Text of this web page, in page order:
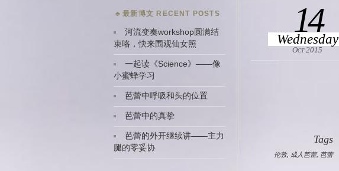
14
Wednesday
Oct 2015
Tags
伦敦, 成人芭蕾, 芭蕾
最新博文 RECENT POSTS
河流变奏workshop圆满结
束咯，快来围观仙女照
一起读《Science》——像
小蜜蜂学习
芭蕾中呼吸和头的位置
芭蕾中的真挚
芭蕾的外开继续讲——主力
腿的零妥协